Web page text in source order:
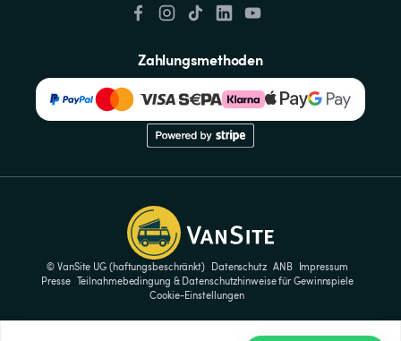
Zahlungsmethoden
© VanSite UG (haftungsbeschränkt) Datenschutz ANB
Impressum
Presse Teilnahmebedingung & Datenschutzhinweise für Gewinnspiele
Cookie-Einstellungen